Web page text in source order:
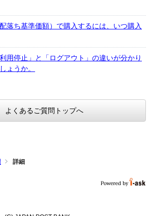
落ち基準価額）で購入するには、いつ購入
用停止」と「ログアウト」の違いが分かり
ょうか。
よくあるご質問トップへ
詳細